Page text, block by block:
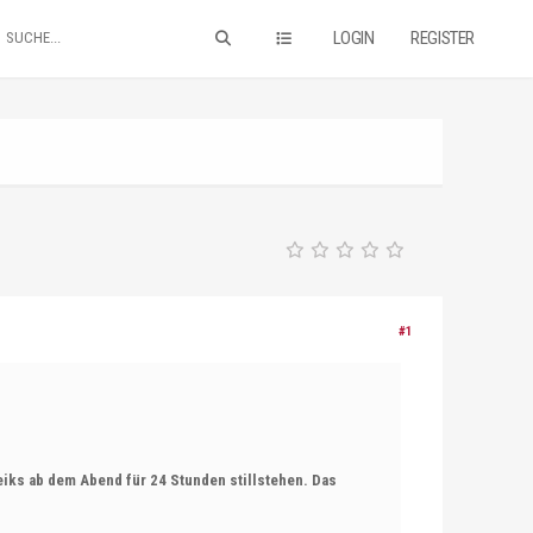
LOGIN REGISTER
#1
ab dem Abend für 24 Stunden stillstehen. Das